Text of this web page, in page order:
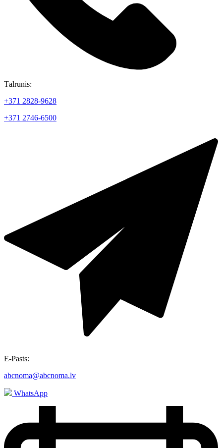
Tālrunis:
+371 2828-9628
+371 2746-6500
E-Pasts:
abcnoma@abcnoma.lv
WhatsApp